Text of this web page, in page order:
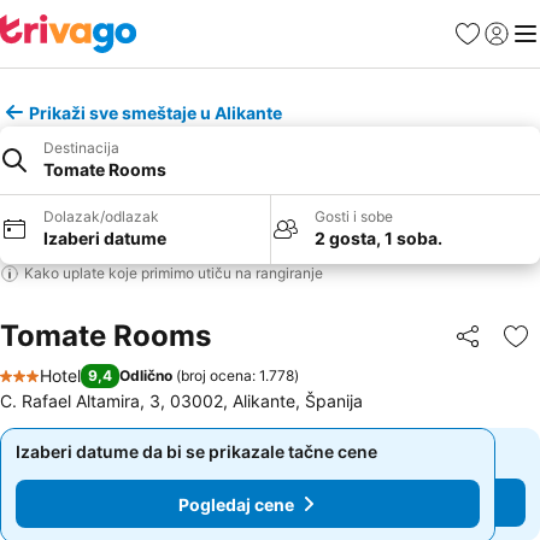
FavoritiPrijavi
Prikaži sve smeštaje u Alikante
Destinacija
Tomate Rooms
Dolazak/odlazak
Izaberi datume
Gosti i sobe
2 gosta, 1 soba.
Kako uplate koje primimo utiču na rangiranje
Tomate Rooms Deli
3 Zvezdice
Hotel 9,4 Odlično (broj ocena: 1.778)
C. Rafael Altamira, 3, 03002, Alikante, Španija
Izaberi datume da bi se prikazale tačne cene
Pogledaj cene
Izaberi datume da bi se prikazale tačne cene
Pogledaj cene